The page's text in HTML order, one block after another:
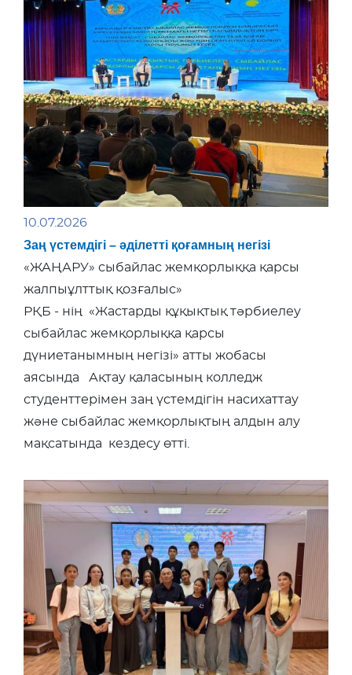
10.07.2026
Заң үстемдігі – әділетті қоғамның негізі
«ЖАҢАРУ» сыбайлас жемқорлыққа қарсы
жалпыұлттық қозғалыс»
РҚБ - нің «Жастарды құқықтық тәрбиелеу
сыбайлас жемқорлыққа қарсы
дүниетанымның негізі» атты жобасы
аясында Ақтау қаласының колледж
студенттерімен заң үстемдігін насихаттау
және сыбайлас жемқорлықтың алдын алу
мақсатында кездесу өтті.